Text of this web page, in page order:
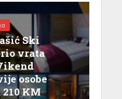
Ski
vrata
osobe
KM